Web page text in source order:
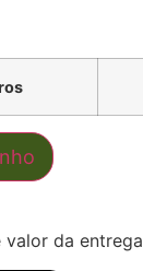
da entrega